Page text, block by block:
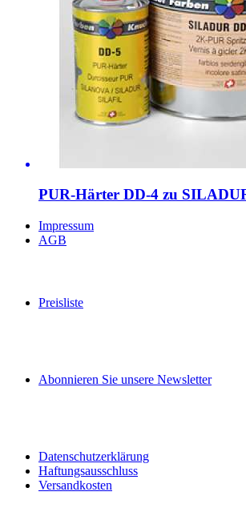
PUR-Härter DD-4 zu
Impressum
AGB
Preisliste
Abonnieren Sie unsere Newsletter
Datenschutzerklärung
Haftungsausschluss
Versandkosten